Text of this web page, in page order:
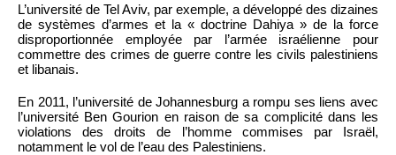
L’université de Tel Aviv, par exemple, a développé des dizaines
de systèmes d’armes et la « doctrine Dahiya » de la force
disproportionnée employée par l’armée israélienne pour
commettre des crimes de guerre contre les civils palestiniens
et libanais.
En 2011, l’université de Johannesburg a rompu ses liens avec
l’université Ben Gourion en raison de sa complicité dans les
violations des droits de l’homme commises par Israël,
notamment le vol de l’eau des Palestiniens.